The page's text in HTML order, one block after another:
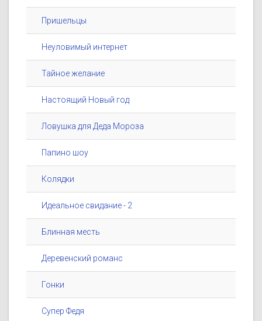
Пришельцы
Неуловимый интернет
Тайное желание
Настоящий Новый год
Ловушка для Деда Мороза
Папино шоу
Колядки
Идеальное свидание - 2
Блинная месть
Деревенский романс
Гонки
Супер Федя